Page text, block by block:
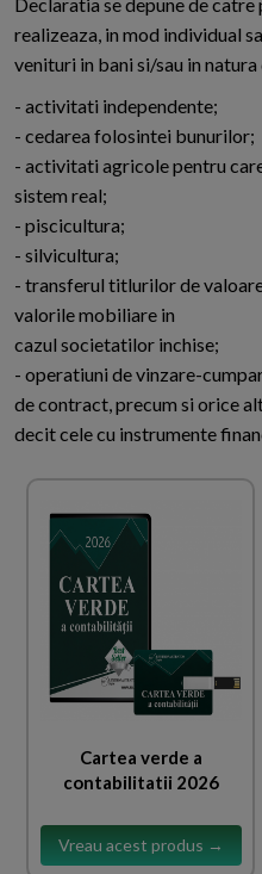
realizeaza, in mod individual
venituri in bani si/sau in
- activitati independente;
- cedarea folosintei bunurilor;
- activitati agricole pentru
sistem real;
- piscicultura;
- silvicultura;
- transferul titlurilor de
valorile mobiliare in
cazul societatilor inchise;
- operatiuni de vinzare-
de contract, precum si orice
decit cele cu instrumente
Cartea verde a
contabilitatii 2026
Vreau acest produs →